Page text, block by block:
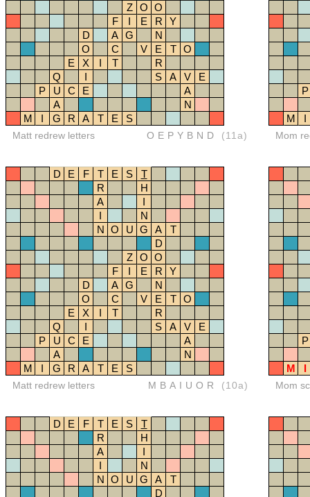
Z
O O
F
I E R
Y
D
A G
N
O
C V E T
O
E
X I T
R
Q
I S A V
E
P
U C E
A
A
N
M
I G R A T E S
Matt redrew letters OEPYBND (11a)
P
M I
Mom
D E F T E S
T
R
H
A
I
I
N
N O U G A
T
D
Z
O O
F
I E R
Y
D
A G
N
O
C V E T
O
E
X I T
R
Q
I S A V
E
P
U C E
A
A
N
M
I G R A T E S
Matt redrew letters MBAIUOR (10a)
P
M I
Mom
D E F T E S
T
R
H
A
I
I
N
N O U G A
T
D